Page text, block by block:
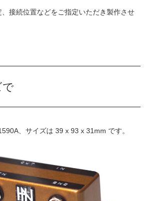
接続位置などをご指定いただき製作させ
で
、サイズは 39 x 93 x 31mm です。